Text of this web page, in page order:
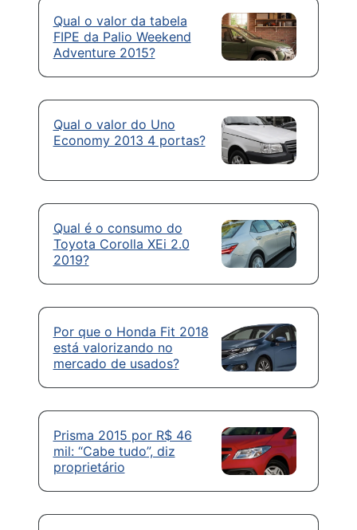
Qual o valor da tabela
FIPE da Palio Weekend
Adventure 2015?
Qual o valor do Uno
Economy 2013 4 portas?
Qual é o consumo do
Toyota Corolla XEi 2.0
2019?
Por que o Honda Fit 2018
está valorizando no
mercado de usados?
Prisma 2015 por R$ 46
mil: “Cabe tudo”, diz
proprietário